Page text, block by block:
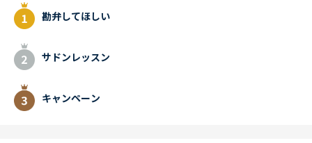
勘弁してほしい
サドンレッスン
キャンペーン